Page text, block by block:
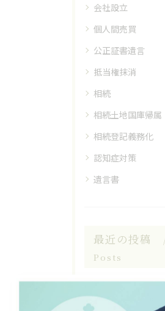
会社設立
個人間売買
公正証書遺言
抵当権抹消
相続
相続土地国庫帰属
相続登記義務化
認知症対策
遺言書
最近の投稿
Posts